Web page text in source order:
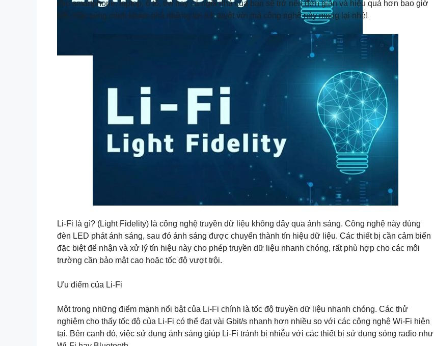
cho smartphone, laptop, ô tô, tivi hay cả ngôi nhà của bạn sẽ trở nên đơn giản và hiệu quả hơn bao giờ
hết. Hãy cùng mình khám phá những lợi ích tuyệt vời mà công nghệ này mang lại nhé!
Li-Fi là gì? (Light Fidelity) là công nghệ truyền dữ liệu không dây qua ánh sáng. Công nghệ này dùng
đèn LED phát ánh sáng, sau đó ánh sáng được chuyển thành tín hiệu dữ liệu. Các thiết bị cần cảm biến
đặc biệt để nhận và xử lý tín hiệu này cho phép truyền dữ liệu nhanh chóng, rất phù hợp cho các môi
trường cần bảo mật cao hoặc tốc độ vượt trội.
Ưu điểm của Li-Fi
Một trong những điểm mạnh nổi bật của Li-Fi chính là tốc độ truyền dữ liệu nhanh chóng. Các thử
nghiệm cho thấy tốc độ của Li-Fi có thể đạt vài Gbit/s nhanh hơn nhiều so với các công nghệ Wi-Fi hiện
tại. Bên cạnh đó, việc sử dụng ánh sáng giúp Li-Fi tránh bị nhiễu với các thiết bị sử dụng sóng radio như